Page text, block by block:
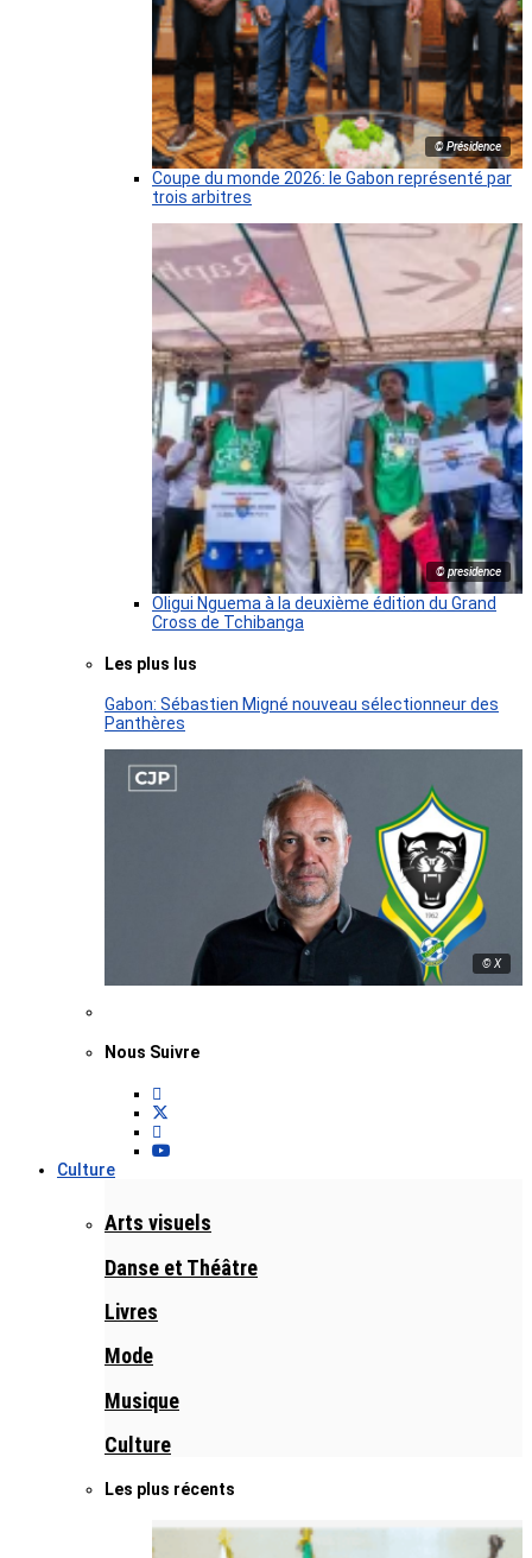
© Présidence
Coupe du monde 2026: le Gabon représenté par
trois arbitres
© presidence
Oligui Nguema à la deuxième édition du Grand
Cross de Tchibanga
Les plus lus
Gabon: Sébastien Migné nouveau sélectionneur des
Panthères
© X
Nous Suivre
Culture
Arts visuels
Danse et Théâtre
Livres
Mode
Musique
Culture
Les plus récents